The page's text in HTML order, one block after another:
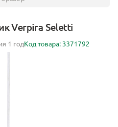
Verpira Seletti
1 годКод товара: 3371792